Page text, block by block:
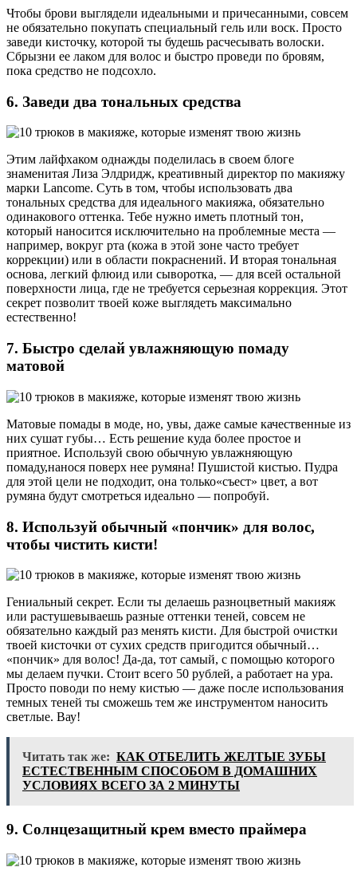
Чтобы брови выглядели идеальными и причесанными, совсем
не обязательно покупать специальный гель или воск. Просто
заведи кисточку, которой ты будешь расчесывать волоски.
Сбрызни ее лаком для волос и быстро проведи по бровям,
пока средство не подсохло.
6. Заведи два тональных средства
Этим лайфхаком однажды поделилась в своем блоге
знаменитая Лиза Элдридж, креативный директор по макияжу
марки Lancome. Суть в том, чтобы использовать два
тональных средства для идеального макияжа, обязательно
одинакового оттенка. Тебе нужно иметь плотный тон,
который наносится исключительно на проблемные места —
например, вокруг рта (кожа в этой зоне часто требует
коррекции) или в области покраснений. И вторая тональная
основа, легкий флюид или сыворотка, — для всей остальной
поверхности лица, где не требуется серьезная коррекция. Этот
секрет позволит твоей коже выглядеть максимально
естественно!
7. Быстро сделай увлажняющую помаду
матовой
Матовые помады в моде, но, увы, даже самые качественные из
них сушат губы… Есть решение куда более простое и
приятное. Используй свою обычную увлажняющую
помаду,нанося поверх нее румяна! Пушистой кистью. Пудра
для этой цели не подходит, она только«съест» цвет, а вот
румяна будут смотреться идеально — попробуй.
8. Используй обычный «пончик» для волос,
чтобы чистить кисти!
Гениальный секрет. Если ты делаешь разноцветный макияж
или растушевываешь разные оттенки теней, совсем не
обязательно каждый раз менять кисти. Для быстрой очистки
твоей кисточки от сухих средств пригодится обычный…
«пончик» для волос! Да-да, тот самый, с помощью которого
мы делаем пучки. Стоит всего 50 рублей, а работает на ура.
Просто поводи по нему кистью — даже после использования
темных теней ты сможешь тем же инструментом наносить
светлые. Вау!
Читать так же: КАК ОТБЕЛИТЬ ЖЕЛТЫЕ ЗУБЫ
ЕСТЕСТВЕННЫМ СПОСОБОМ В ДОМАШНИХ
УСЛОВИЯХ ВСЕГО ЗА 2 МИНУТЫ
9. Солнцезащитный крем вместо праймера